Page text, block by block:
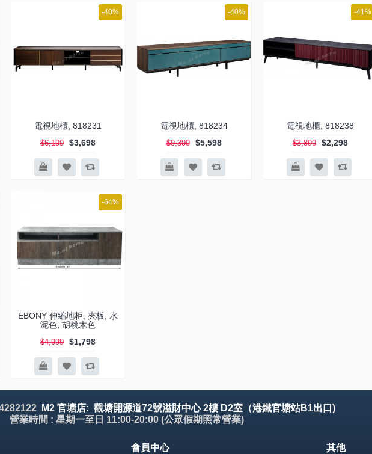
-40%
電視地櫃, 818231
$6,199 $3,698
-40%
電視地櫃, 818234
$9,399 $5,598
-41%
電視地櫃, 818238
$3,899 $2,298
-64%
EBONY 伸縮地柜, 夾板, 水
泥色, 胡桃木色
$4,999 $1,798
M2 官塘店: 觀塘開源道72號溢財中心 2樓 D2室（港鐵官塘站B1出口)
營業時間 : 星期一至日 11:00-20:00 (公眾假期照常營業)
會員中心 其他